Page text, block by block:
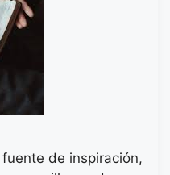
de inspiración,